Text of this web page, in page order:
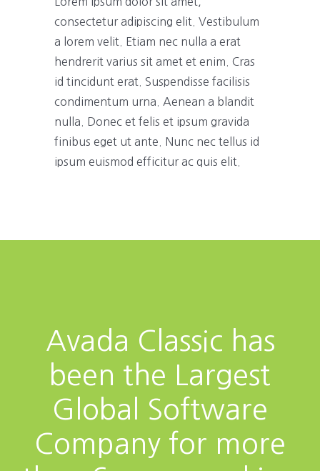
consectetur adipiscing elit. Vestibulum
a lorem velit. Etiam nec nulla a erat
hendrerit varius sit amet et enim. Cras
id tincidunt erat. Suspendisse facilisis
condimentum urna. Aenean a blandit
nulla. Donec et felis et ipsum gravida
finibus eget ut ante. Nunc nec tellus id
ipsum euismod efficitur ac quis elit.
Avada Classic has
been the Largest
Global Software
Company for more